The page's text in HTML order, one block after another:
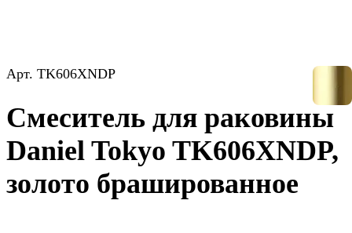
Арт. TK606XNDP
Смеситель для раковины
Daniel Tokyo TK606XNDP,
золото брашированное